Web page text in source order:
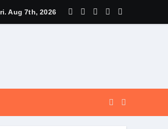
स्तर पर संस्कृत के प्रसार को दिया नया आयाम।
Aug 7th, 2026